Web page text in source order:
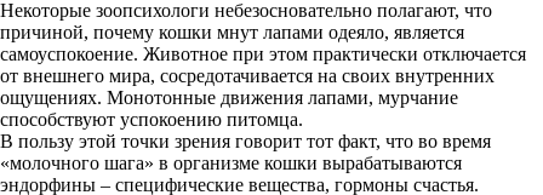
Некоторые зоопсихологи небезосновательно полагают, что
причиной, почему кошки мнут лапами одеяло, является
самоуспокоение. Животное при этом практически отключается
от внешнего мира, сосредотачивается на своих внутренних
ощущениях. Монотонные движения лапами, мурчание
способствуют успокоению питомца.
В пользу этой точки зрения говорит тот факт, что во время
«молочного шага» в организме кошки вырабатываются
эндорфины – специфические вещества, гормоны счастья.